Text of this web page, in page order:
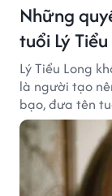
Những
tuổi Lý
Lý Tiểu Long
là người tạo
bạo, đưa tên